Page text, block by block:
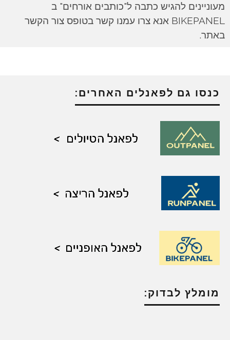
מעוניינים להגיש כתבה ל"כותבים אורחים" ב
BIKEPANEL אנא צרו עמנו קשר בטופס צור הקשר
באתר.
כנסו גם לפאנלים האחרים:
מומלץ לבדוק: